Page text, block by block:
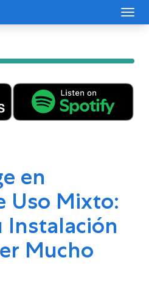
en
Uso Mixto:
Instalación
Mucho